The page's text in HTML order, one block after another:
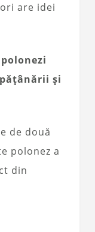
are idei
și
de două
polonez a
din